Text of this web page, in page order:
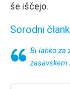
še iščejo.
Sorodni
Bi lahko za
zasavskem